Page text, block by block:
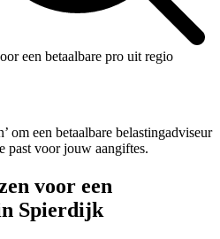
een betaalbare pro uit regio
om een betaalbare belastingadviseur
past voor jouw aangiftes.
voor een
Spierdijk